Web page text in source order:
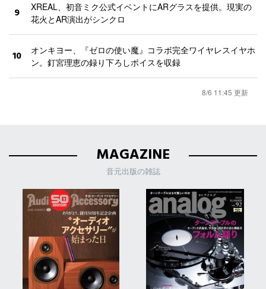
9
XREAL、初音ミク公式イベントにARグラスを提供。現実の
花火とAR演出がシンクロ
10
オンキヨー、『ゼロの使い魔』コラボ完全ワイヤレスイヤホ
ン。釘宮理恵の録り下ろしボイスを収録
8/6 11:45 更新
MAGAZINE
音元出版の雑誌